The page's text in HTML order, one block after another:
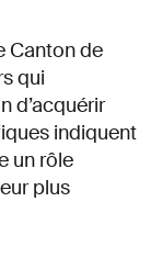
Canton de
qui
d’acquérir
indiquent
un rôle
plus